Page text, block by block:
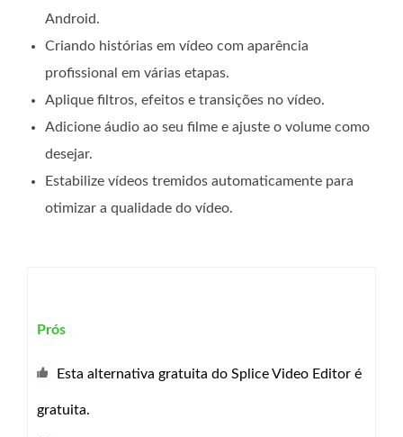
Android.
Criando histórias em vídeo com aparência
profissional em várias etapas.
Aplique filtros, efeitos e transições no vídeo.
Adicione áudio ao seu filme e ajuste o volume como
desejar.
Estabilize vídeos tremidos automaticamente para
otimizar a qualidade do vídeo.
Prós
Esta alternativa gratuita do Splice Video Editor é
gratuita.